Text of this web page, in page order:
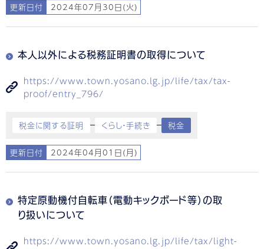
更新日付 2024年07月30日(火)
本人以外による税務証明書の取得について
https://www.town.yosano.lg.jp/life/tax/tax-
proof/entry_796/
税金に関する証明 くらし・手続き 税金
更新日付 2024年04月01日(月)
特定原動機付自転車（電動キックボード等）の取
り扱いについて
https://www.town.yosano.lg.jp/life/tax/light-